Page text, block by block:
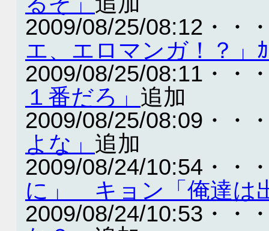
2009/08/25/08:12・・
エ、エロマンガ！？」
2009/08/25/08:11・・
１番だろ」 追加
2009/08/25/08:09・・
よな」 追加
2009/08/24/10:54・・
に」 キョン「俺達は
2009/08/24/10:53・・